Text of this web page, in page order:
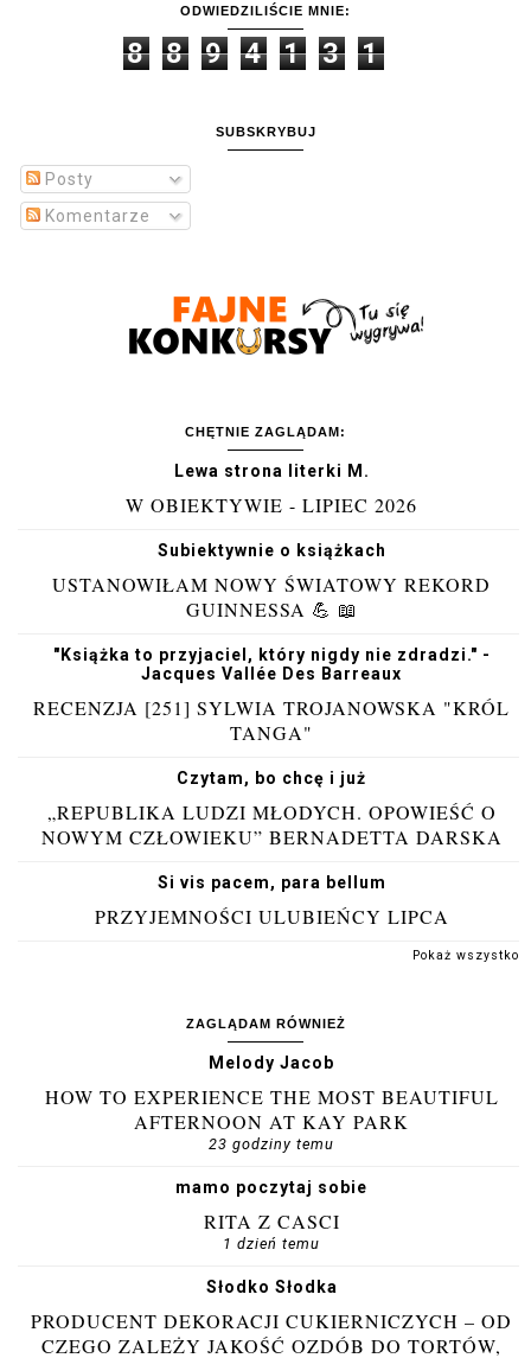
ODWIEDZILIŚCIE MNIE:
8 8 9 4 1 3 1
SUBSKRYBUJ
Posty
Komentarze
CHĘTNIE ZAGLĄDAM:
Lewa strona literki M.
W OBIEKTYWIE - LIPIEC 2026
Subiektywnie o książkach
USTANOWIŁAM NOWY ŚWIATOWY REKORD
GUINNESSA 💪 📖
"Książka to przyjaciel, który nigdy nie zdradzi." -
Jacques Vallée Des Barreaux
RECENZJA [251] SYLWIA TROJANOWSKA "KRÓL
TANGA"
Czytam, bo chcę i już
„REPUBLIKA LUDZI MŁODYCH. OPOWIEŚĆ O
NOWYM CZŁOWIEKU” BERNADETTA DARSKA
Si vis pacem, para bellum
PRZYJEMNOŚCI ULUBIEŃCY LIPCA
Pokaż wszystko
ZAGLĄDAM RÓWNIEŻ
Melody Jacob
HOW TO EXPERIENCE THE MOST BEAUTIFUL
AFTERNOON AT KAY PARK
23 godziny temu
mamo poczytaj sobie
RITA Z CASCI
1 dzień temu
Słodko Słodka
PRODUCENT DEKORACJI CUKIERNICZYCH – OD
CZEGO ZALEŻY JAKOŚĆ OZDÓB DO TORTÓW,